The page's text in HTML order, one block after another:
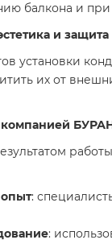
балкона и
и защита
установки
их от
:
: